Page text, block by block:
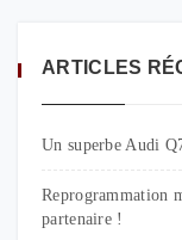
ARTICLES
Un superbe Audi
Reprogrammation
partenaire !